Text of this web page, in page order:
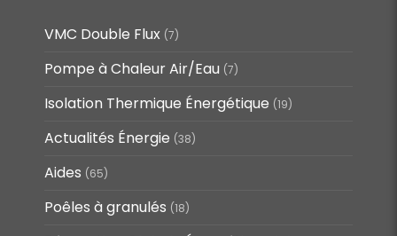
VMC Double Flux (7)
Pompe à Chaleur Air/Eau (7)
Isolation Thermique Énergétique (19)
Actualités Énergie (38)
Aides (65)
Poêles à granulés (18)